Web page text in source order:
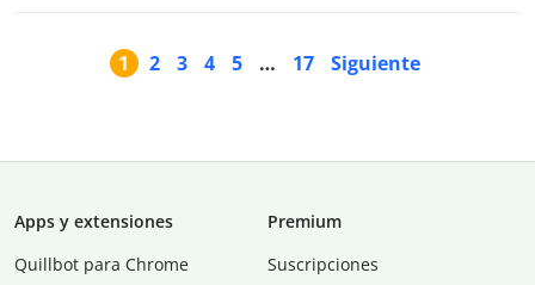
1 2 3 4 5 … 17 Siguiente
Apps y extensiones
Quillbot para Chrome
Premium
Suscripciones